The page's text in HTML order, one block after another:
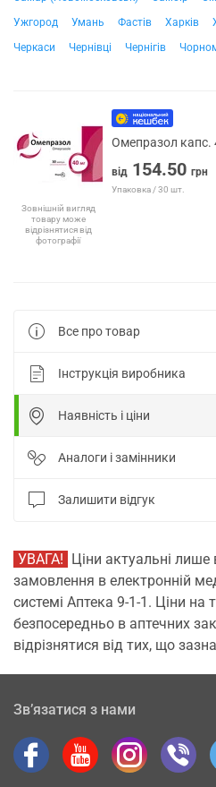
Ужгород
Умань Фастів Харків
Черкаси
Чернівці Чернігів
Зовнішній вигляд
товару може
відрізнятися від
фотографії
Омепразол
від 154.50 грн
Упаковка / 30 шт.
Все про товар
Інструкція виробника
Наявність і ціни
Аналоги і замінники
Залишити відгук
УВАГА! Ціни актуальні
замовлення в електронній
системі Аптека 9-1-1. Ціни на
безпосередньо в аптечних
відрізнятися від тих, що
Зв’язатися з нами